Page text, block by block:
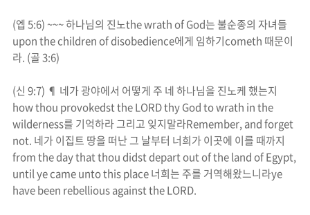
(엡 5:6) ~~~하나님의 진노thewrathof God는 불순종의 자녀들
upon the children of disobedience에게 임하기cometh 때문이
라. (골3:6)
(신 9:7) ¶ 네가 광야에서 어떻게 주 네 하나님을 진노케 했는지
how thou provokedst the LORD thy God towrath in the
wilderness를 기억하라 그리고 잊지말라Remember, and forget
not. 네가 이집트 땅을 떠난 그 날부터 너희가 이곳에 이를 때까지
from the day that thou didst depart out of the land of Egypt,
until ye came unto this place너희는 주를 거역해왔느니라ye
have been rebellious against the LORD.